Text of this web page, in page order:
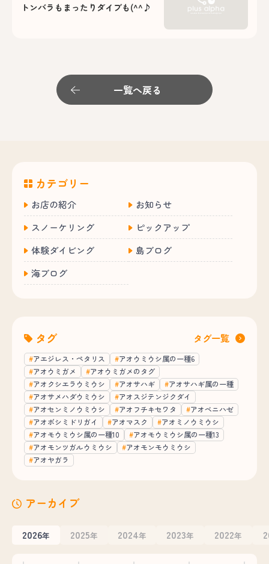
トンバラもまったりダイブも(^^♪
一覧へ戻る
カテゴリー
お店の紹介
お知らせ
スノーケリング
ピックアップ
体験ダイビング
島ブログ
海ブログ
タグ タグ一覧
アエジレス・ペタリス
アオウミウシ属の一種6
アオウミガメ
アオウミガメのタグ
アオクシエラウミウシ
アオサハギ
アオサハギ属の一種
アオサメハダウミウシ
アオスジテンジクダイ
アオセンミノウミウシ
アオフチキセワタ
アオベニハゼ
アオボシミドリガイ
アオマスク
アオミノウミウシ
アオモウミウシ属の一種10
アオモウミウシ属の一種13
アオモンツガルウミウシ
アオモンモウミウシ
アオヤガラ
アーカイブ
2026年 2025年 2024年 2023年 2022年